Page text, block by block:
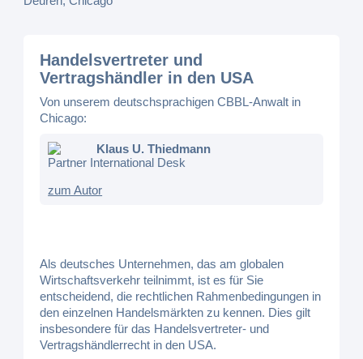
Handelsvertreter und
Vertragshändler in den USA
Von unserem deutschsprachigen CBBL-Anwalt in
Chicago:
Klaus U. Thiedmann
Partner International Desk
zum Autor
Als deutsches Unternehmen, das am globalen
Wirtschaftsverkehr teilnimmt, ist es für Sie
entscheidend, die rechtlichen Rahmenbedingungen in
den einzelnen Handelsmärkten zu kennen. Dies gilt
insbesondere für das Handelsvertreter- und
Vertragshändlerrecht in den USA.